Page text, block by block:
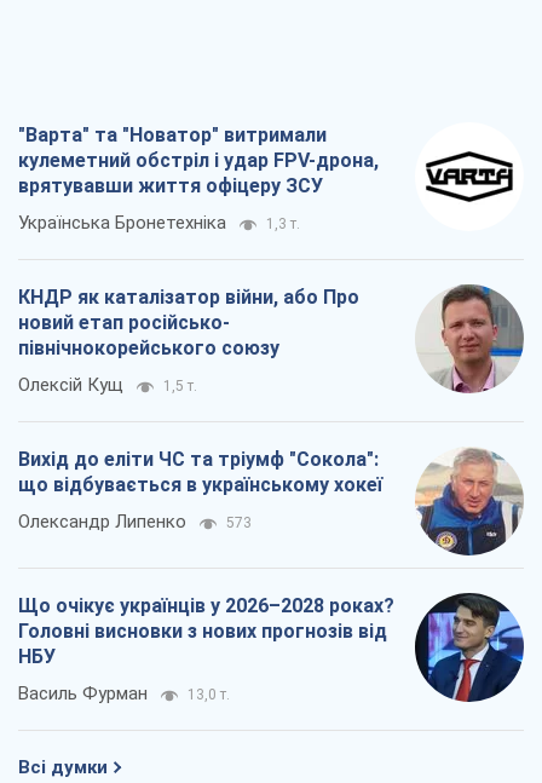
"Варта" та "Новатор" витримали
кулеметний обстріл і удар FPV-дрона,
врятувавши життя офіцеру ЗСУ
Українська Бронетехніка 1,3 т.
КНДР як каталізатор війни, або Про
новий етап російсько-
північнокорейського союзу
Олексій Кущ 1,5 т.
Вихід до еліти ЧС та тріумф "Сокола":
що відбувається в українському хокеї
Олександр Липенко 573
Що очікує українців у 2026–2028 роках?
Головні висновки з нових прогнозів від
НБУ
Василь Фурман 13,0 т.
Всі думки